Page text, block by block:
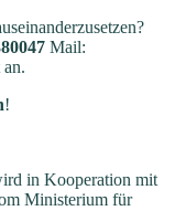
Mail:
!
in Kooperation mit
Ministerium für